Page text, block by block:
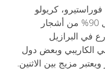
فوراستيرو، كريولو
وترينيتاريو. الفوراستيرو تشكل 90% من أشجار
في البرازيل
في الكاريبي وبعض دول
مزيج بين الاثنين.